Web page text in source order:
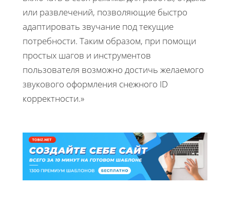
или развлечений, позволяющие быстро
адаптировать звучание под текущие
потребности. Таким образом, при помощи
простых шагов и инструментов
пользователя возможно достичь желаемого
звукового оформления снежного ID
корректности.»